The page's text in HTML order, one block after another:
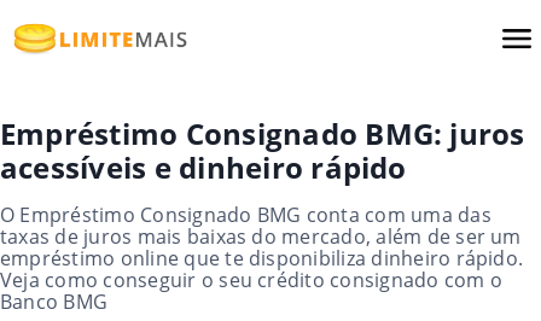
Empréstimo Consignado BMG: juros
acessíveis e dinheiro rápido
O Empréstimo Consignado BMG conta com uma das
taxas de juros mais baixas do mercado, além de ser um
empréstimo online que te disponibiliza dinheiro rápido.
Veja como conseguir o seu crédito consignado com o
Banco BMG